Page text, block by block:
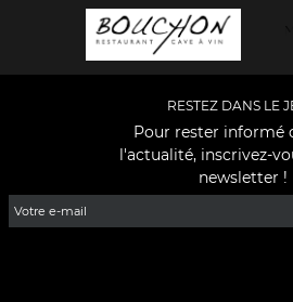
RESTEZ DANS LE
Pour rester informé
l'actualité, inscrivez-
newsletter !